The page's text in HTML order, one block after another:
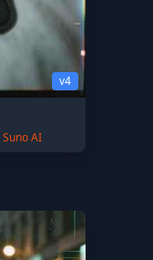
v4
Suno AI